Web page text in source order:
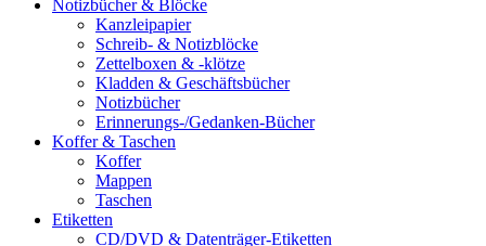
Notizbücher & Blöcke
Kanzleipapier
Schreib- & Notizblöcke
Zettelboxen & -klötze
Kladden & Geschäftsbücher
Notizbücher
Erinnerungs-/Gedanken-Bücher
Koffer & Taschen
Koffer
Mappen
Taschen
Etiketten
CD/DVD & Datenträger-Etiketten